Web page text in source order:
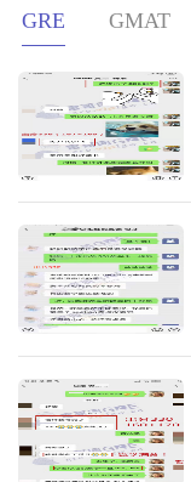
GRE
GMAT